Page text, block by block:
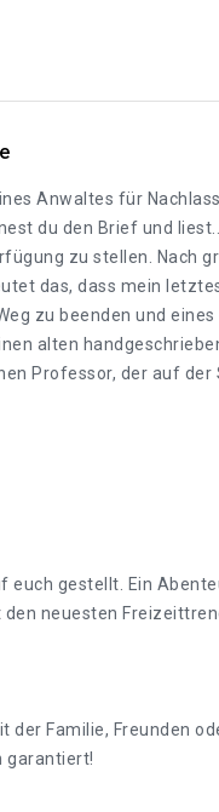
Anwaltes für
du den Brief und
zu stellen. Nach
das, dass mein
zu beenden und
alten
Professor, der auf
gestellt. Ein
neuesten
der Familie, Freunden
garantiert!